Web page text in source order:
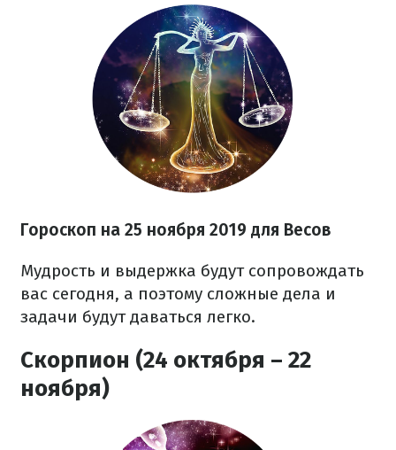
Гороскоп на 25 ноября 2019 для Весов
Мудрость и выдержка будут сопровождать
вас сегодня, а поэтому сложные дела и
задачи будут даваться легко.
Скорпион (24 октября – 22
ноября)